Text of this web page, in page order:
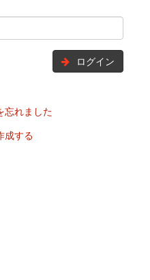
ログイン
忘れました
成する